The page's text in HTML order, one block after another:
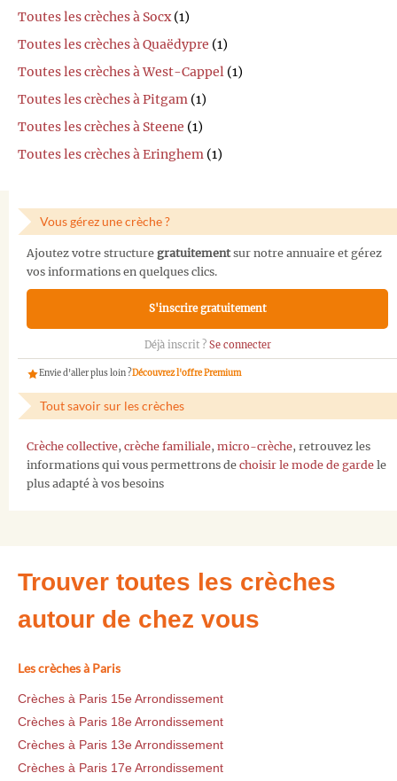
Toutes les crèches à Socx(1)
Toutes les crèches à Quaëdypre (1)
Toutes les crèches à West-Cappel (1)
Toutes les crèches à Pitgam (1)
Toutes les crèches à Steene (1)
Toutes les crèches à Eringhem (1)
Vous gérez une crèche ?
Ajoutez votre structure gratuitementsur notre annuaire et gérez
vos informations en quelques clics.
S'inscrire gratuitement
Déjà inscrit ? Se connecter
Envie d'aller plus loin ?Découvrez l'offre Premium
Tout savoir sur les crèches
Crèche collective, crèche familiale, micro-crèche, retrouvez les
informations qui vous permettrons de choisir le mode de garde le
plus adapté à vos besoins
Trouver toutes les crèches
autour de chez vous
Les crèches à Paris
Crèches à Paris 15e Arrondissement
Crèches à Paris 18e Arrondissement
Crèches à Paris 13e Arrondissement
Crèches à Paris 17e Arrondissement